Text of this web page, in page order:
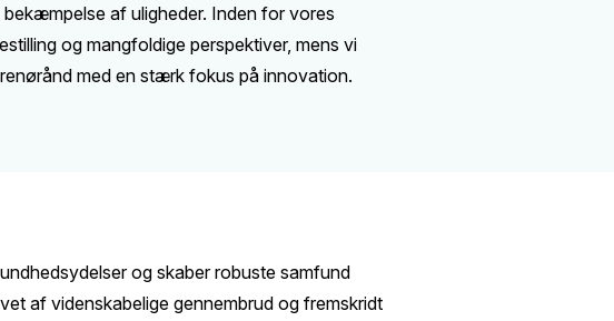
af uligheder. Inden for vores
og mangfoldige perspektiver, mens vi
med en stærk fokus på innovation.
og skaber robuste samfund
af videnskabelige gennembrud og fremskridt